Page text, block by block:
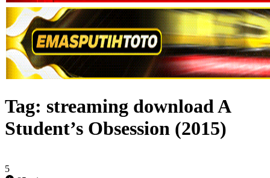
Tag: streaming download A
Student’s Obsession (2015)
5